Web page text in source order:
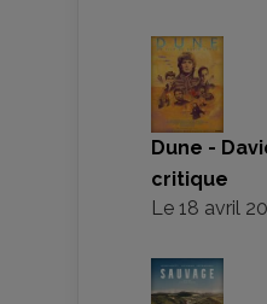
Dune -
critique
Le 18 avril